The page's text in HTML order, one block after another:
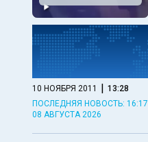
10 НОЯБРЯ 2011 | 13:28
ПОСЛЕДНЯЯ НОВОСТЬ: 16:17
08 АВГУСТА 2026